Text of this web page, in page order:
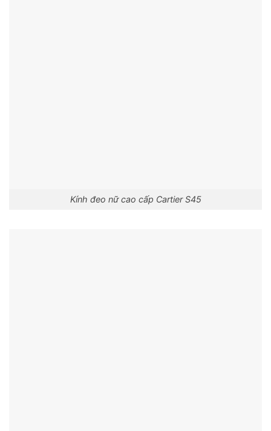
Kính đeo nữ cao cấp Cartier S45